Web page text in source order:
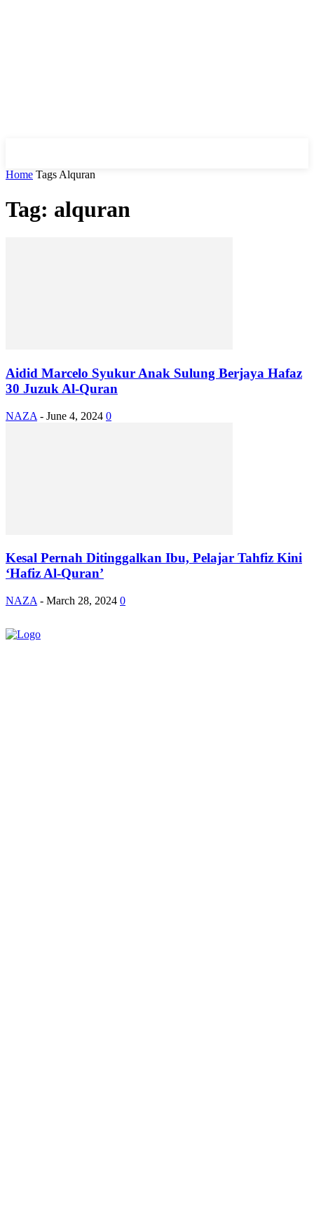
Home Tags Alquran
Tag: alquran
Aidid Marcelo Syukur Anak Sulung Berjaya Hafaz
30 Juzuk Al-Quran
NAZA - June 4, 2024 0
Kesal Pernah Ditinggalkan Ibu, Pelajar Tahfiz Kini
‘Hafiz Al-Quran’
NAZA - March 28, 2024 0